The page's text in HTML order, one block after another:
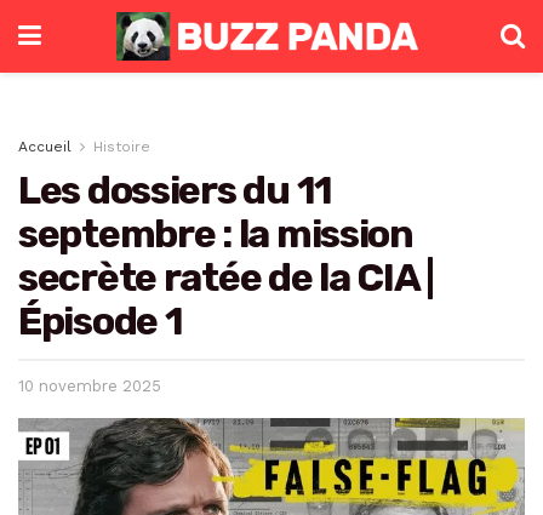
Accueil Histoire
Les dossiers du 11
septembre : la mission
secrète ratée de la CIA |
Épisode 1
10 novembre 2025